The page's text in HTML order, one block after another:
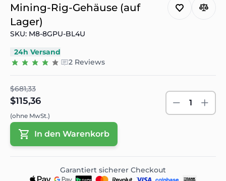
Mining-Rig-Gehäuse (auf
Lager)
SKU: M8-8GPU-BL4U
24h Versand
2 Reviews
$681,33
$115,36
(ohne MwSt.)
1
In den Warenkorb
Garantiert sicherer Checkout